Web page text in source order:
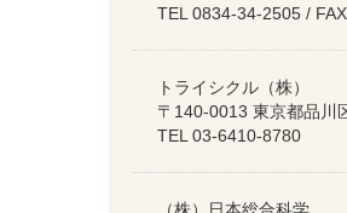
TEL 0834-34-2505 /
トライシクル（株）
〒140-0013 東京都品川
TEL 03-6410-8780